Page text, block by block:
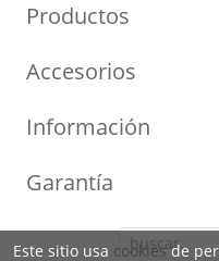
Productos
Turbos por Marca
Cartuchos
Accesorios
Geometrías
Kits de Juntas
Información
Privacidad y Aviso
Preguntas Frecuentes
Identifica tu turbo
Garantía
Líderes en el sector
Este sitio usa cookiesde